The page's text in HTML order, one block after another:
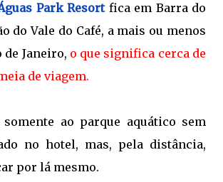
Park Resort fica em Barra do
do Vale do Café, a mais ou menos
de Janeiro, o que significa cerca de
de viagem.
ao parque aquático sem
no hotel, mas, pela distância,
por lá mesmo.